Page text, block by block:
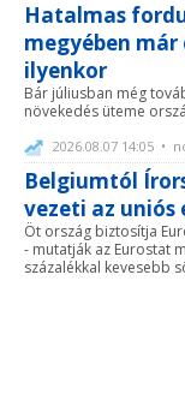
Hatalmas
megyében
ilyenkor
Bár júliusban még
növekedés üteme
2026.08.07 14:05 •
Belgiumtól
vezeti az uniós
Öt ország biztosítja
- mutatják az Eurostat
százalékkal kevesebb